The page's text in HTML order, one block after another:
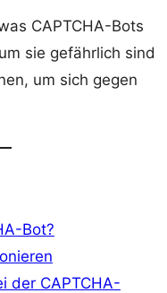
CAPTCHA-Bots
sie gefährlich sind
um sich gegen
Bot?
der CAPTCHA-